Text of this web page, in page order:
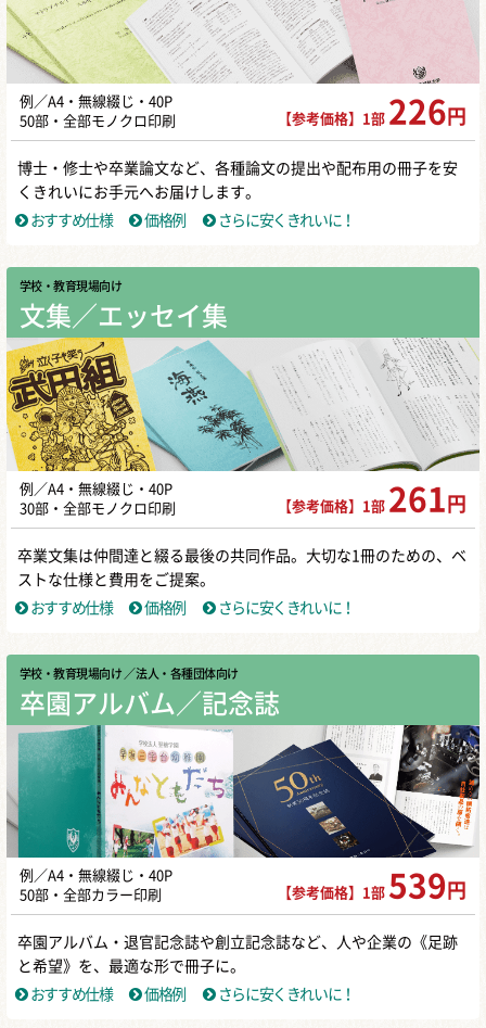
例／A4・無線綴じ・40P
50部・全部モノクロ印刷
【参考価格】1部 226 円
博士・修士や卒業論文など、各種論文の提出や配布用の冊子を安
くきれいにお手元へお届けします。
おすすめ仕様
価格例 さらに安くきれいに！
学校・教育現場向け
文集／エッセイ集
例／A4・無線綴じ・40P
30部・全部モノクロ印刷
【参考価格】1部 261 円
卒業文集は仲間達と綴る最後の共同作品。大切な1冊のための、ベ
ストな仕様と費用をご提案。
おすすめ仕様
価格例 さらに安くきれいに！
学校・教育現場向け ／ 法人・各種団体向け
卒園アルバム／記念誌
例／A4・無線綴じ・40P
50部・全部カラー印刷
【参考価格】1部 539 円
卒園アルバム・退官記念誌や創立記念誌など、人や企業の《足跡
と希望》を、最適な形で冊子に。
おすすめ仕様
価格例 さらに安くきれいに！